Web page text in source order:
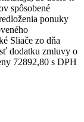
spôsobené
ponuky
Sliače zo dňa
dodatku zmluvy o
72892,80 s DPH